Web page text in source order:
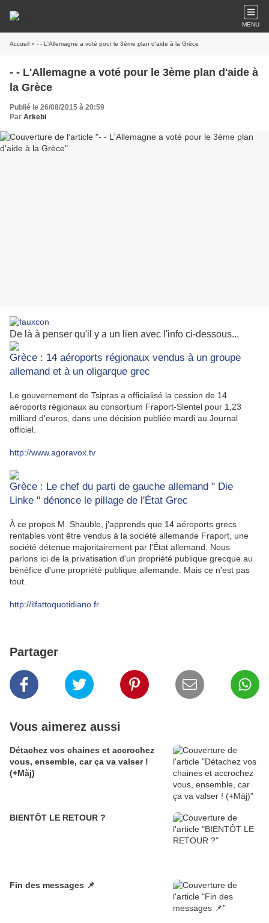
MENU
Accueil » - - L'Allemagne a voté pour le 3ème plan d'aide à la Grèce
- - L'Allemagne a voté pour le 3ème plan d'aide à
la Grèce
Publié le 26/08/2015 à 20:59
Par Arkebi
De là à penser qu'il y a un lien avec l'info ci-dessous...
Grèce : 14 aéroports régionaux vendus à un groupe
allemand et à un oligarque grec
Le gouvernement de Tsipras a officialisé la cession de 14
aéroports régionaux au consortium Fraport-Slentel pour 1,23
milliard d'euros, dans une décision publiée mardi au Journal
officiel.
http://www.agoravox.tv
Grèce : Le chef du parti de gauche allemand " Die
Linke " dénonce le pillage de l'État Grec
À ce propos M. Shauble, j'apprends que 14 aéroports grecs
rentables vont être vendus à la société allemande Fraport, une
société détenue majoritairement par l'État allemand. Nous
parlons ici de la privatisation d'un propriété publique grecque au
bénéfice d'une propriété publique allemande. Mais ce n'est pas
tout.
http://ilfattoquotidiano.fr
Partager
Vous aimerez aussi
Détachez vos chaines et accrochez
vous, ensemble, car ça va valser !
(+Màj)
BIENTÔT LE RETOUR ?
Fin des messages 📌